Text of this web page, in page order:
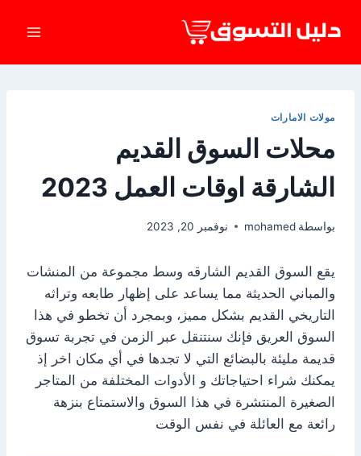
مولات الامارات
محلات السوق القديم
الشارقة اوقات العمل 2023
بواسطة mohamed نوفمبر 20, 2023
يقع السوق القديم الشارقه وسط مجموعة من المنشات
والمباني الحديثة مما يساعد على إظهار طابعه وتراثه
التاريخي القديم بشكل مميز، وبمجرد أن تخطو في هذا
السوق العريق فإنك سنتنقل عبر الزمن في تجربة تسوق
قديمة مليئة بالبضائع التي لا تجدها في أي مكان اخر إذ
يمكنك شراء احتياجاتك و الأدوات المختلفة من المتاجر
الصغيرة المنتشرة في هذا السوق والاستمتاع بنزهة
رائعة مع العائلة في نفس الوقت